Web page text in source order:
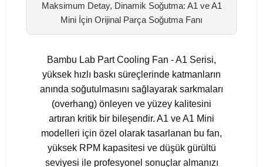
Maksimum Detay, Dinamik Soğutma: A1 ve A1
Mini İçin Orijinal Parça Soğutma Fanı
Bambu Lab Part Cooling Fan - A1 Serisi,
yüksek hızlı baskı süreçlerinde katmanların
anında soğutulmasını sağlayarak sarkmaları
(overhang) önleyen ve yüzey kalitesini
artıran kritik bir bileşendir. A1 ve A1 Mini
modelleri için özel olarak tasarlanan bu fan,
yüksek RPM kapasitesi ve düşük gürültü
seviyesi ile profesyonel sonuçlar almanızı